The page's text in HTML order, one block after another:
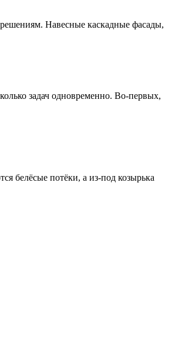
Навесные каскадные фасады,
задач одновременно. Во-первых,
белёсые потёки, а из-под козырька